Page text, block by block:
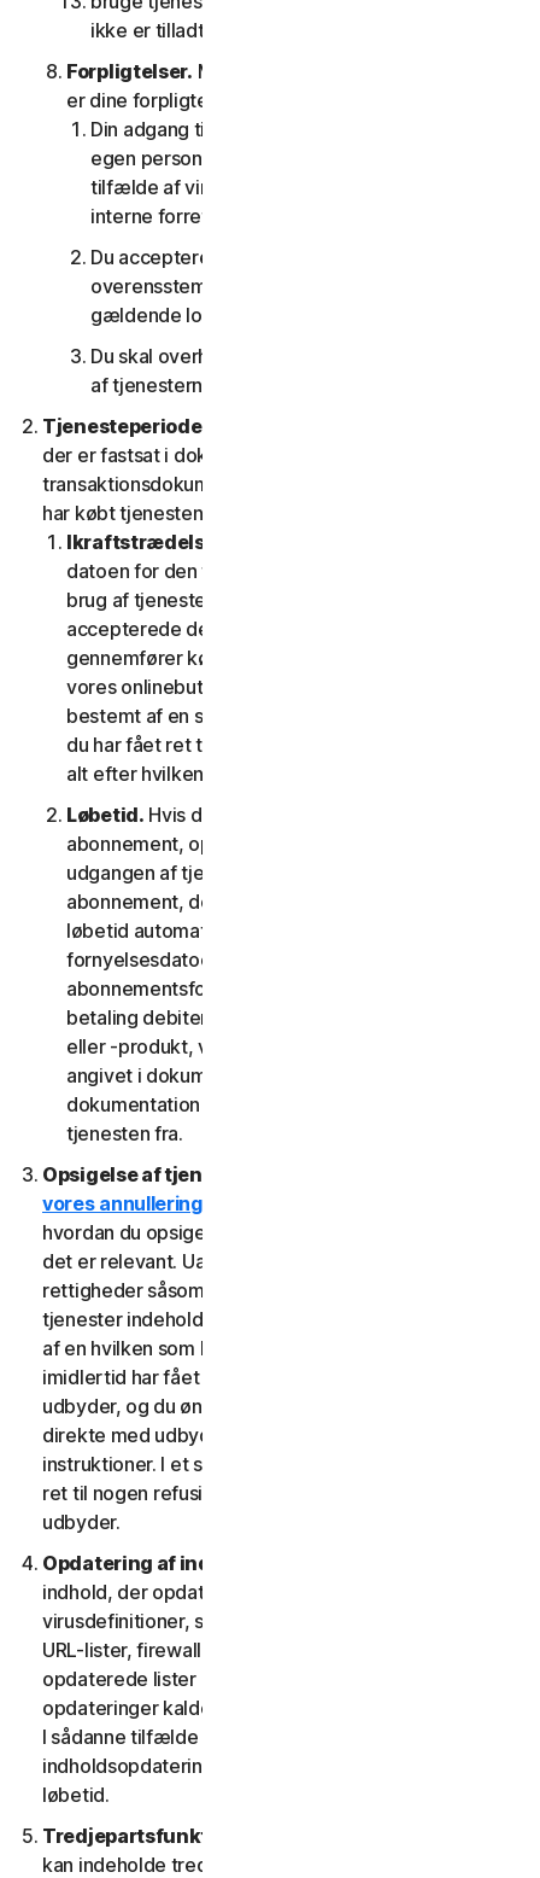
ikke er tilladt i henhold til denne LSA.
Forpligtelser. Med hensyn til brugen af tjenesten
er dine forpligtelser som følger:
Din adgang til forbrugertjenesterne er kun til din
egen personlige brug eller husstandsbrug, eller i
tilfælde af virksomhedstjenester kun til din
interne forretningsbrug;
Du accepterer at bruge tjenesterne i
overensstemmelse med denne LSA og alle
gældende love og regler
Du skal overholde alle tekniske begrænsninger
af tjenesterne og/eller softwaren.
Tjenesteperiode.
der er fastsat i dokumentationen eller i den gældende
transaktionsdokumentation fra den udbyder, som du
har købt tjenesten hos.
Ikraftstrædelsesdato.
datoen for den første installation af softwaren eller
brug af tjenesten; eller (b) datoen, hvor du
accepterede denne LSA; eller (c) den dato, hvor du
gennemfører købet, hvis du har købt tjenesten i
vores onlinebutik; eller (d) den dato, der er
bestemt af en sådan udbyder som gældende, hvis
du har fået ret til at bruge tjenesten fra en udbyder,
alt efter hvilken dato der kommer først.
Løbetid. Hvis du har et tidsbegrænset
abonnement, opsiges din tjeneste automatisk ved
udgangen af tjenestens løbetid. Hvis du har et
abonnement, der fornys automatisk, vil tjenestens
løbetid automatisk blive fornyet på
fornyelsesdatoen, medmindre du annullerer
abonnementsfornyelsen inden den dag, hvor din
betaling debiteres. Hvis du har en engangstjeneste
eller -produkt, vil tjenestens løbetid vare som
angivet i dokumentationen eller den gældende
dokumentation fra den udbyder, som du har fået
tjenesten fra.
Opsigelse af tjenester.
vores annullerings- og refusionspolitik
hvordan du opsiger tjenesten og får en refusion, hvis
det er relevant. Uafhængigt af lovbestemte
rettigheder såsom afmeldingsrettigheder kan visse
tjenester indeholde en tilbagebetalingsgaranti, hvis du
af en hvilken som helst grund ikke er tilfreds. Hvis du
imidlertid har fået ret til at bruge tjenesten gennem en
udbyder, og du ønsker at annullere, skal du gøre det
direkte med udbyderen ved at følge denne udbyders
instruktioner. I et sådant tilfælde har du muligvis ikke
ret til nogen refusion af os af gebyrer, du betaler til en
udbyder.
Opdatering af indhold.
indhold, der opdateres med jævne mellemrum, såsom
virusdefinitioner, spywaredefinitioner, antispamregler,
URL-lister, firewallregler, data om sikkerhedshuller og
opdaterede lister over godkendte websteder. Disse
opdateringer kaldes under ét "indholdsopdateringer".
I sådanne tilfælde har du adgang til gældende
indholdsopdateringer til tjenesterne i tjenestens
løbetid.
Tredjepartsfunktioner eller -indhold.
kan indeholde tredjepartsfunktioner og -funktionalitet